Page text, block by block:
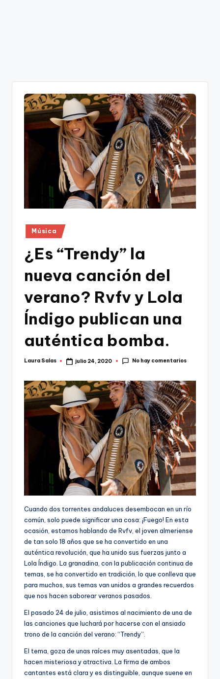
Publicado
en
Música
¿Es “Trendy” la
nueva canción del
verano? Rvfv y Lola
Índigo publican una
auténtica bomba.
Publicado
Laura Salas julio 24, 2020 No hay comentarios
Cuando dos torrentes andaluces desembocan en un río
común, solo puede significar una cosa: ¡Fuego! En esta
ocasión, estamos hablando de Rvfv, el joven almeriense
de tan solo 18 años que se ha convertido en una
auténtica revolución, que ha unido sus fuerzas junto a
Lola Índigo. La granadina, con la publicación continua de
temas, se ha convertido en tradición, lo que conlleva que
para muchos, sus temas van unidos a grandes recuerdos
que nos hacen saborear veranos pasados.
El pasado 24 de julio, asistimos al nacimiento de una de
las canciones que luchará por hacerse con el ansiado
trono de la canción del verano: “Trendy”.
El tema, goza de unas raíces muy asentadas, que la
hacen misteriosa y atractiva. La firma de ambos
cantantes está clara y es distinguible, aunque suene en